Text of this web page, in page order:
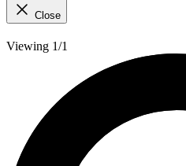
Close
Viewing 1/1